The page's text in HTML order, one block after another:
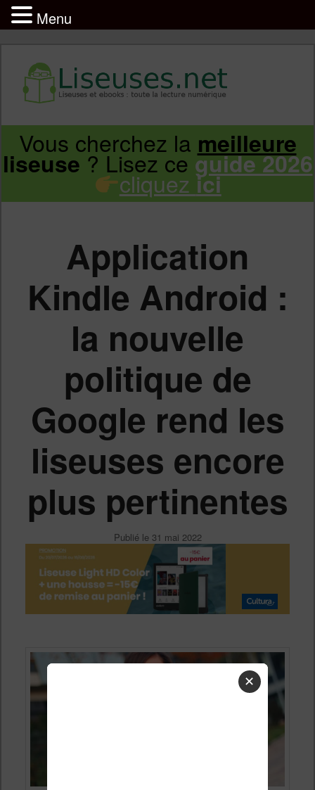
Infos sur les liseuses Kindle, Kobo,
Vivlio, Pocketbook
Aller
Aller
secondaire
Vous cherchez la meilleure
liseuse? Lisez ceguide 2026
cliquez ici
Application
Kindle Android :
la nouvelle
politique de
Google rend les
liseuses encore
plus pertinentes
Publié le 31 mai 2022
✕
Menu